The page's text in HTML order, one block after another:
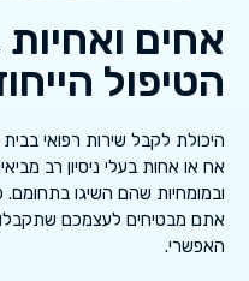
אחים ואחיות
הטיפול
היכולת לקבל שירות רפואי
אח או אחות בעלי ניסיון רב
ובמומחיות שהם השיגו
אתם מבטיחים לעצמכם שתקבלו
האפשרי.